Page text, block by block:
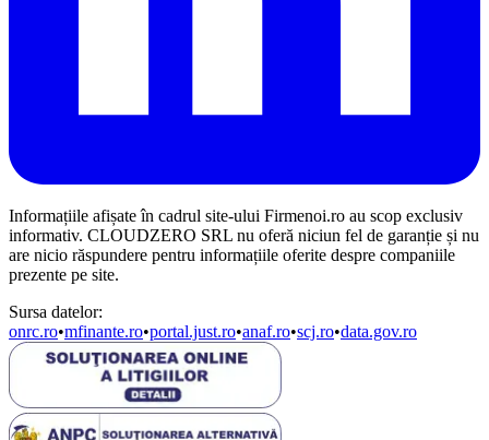
Informațiile afișate în cadrul site-ului Firmenoi.ro au scop exclusiv
informativ. CLOUDZERO SRL nu oferă niciun fel de garanție și nu
are nicio răspundere pentru informațiile oferite despre companiile
prezente pe site.
Sursa datelor:
onrc.ro•mfinante.ro•portal.just.ro•anaf.ro•scj.ro•data.gov.ro